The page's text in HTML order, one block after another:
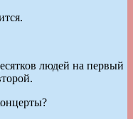
людей на первый